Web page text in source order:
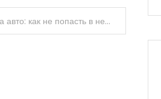
Важность срочного выкупа авто: как не попасть в неприятную ситуацию